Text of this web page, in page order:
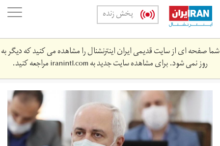
Skip
main
content
پخش زنده
شما صفحه ای از سایت قدیمی ایران اینترنشنال را مشاهده می کنید که دیگر به
روز نمی شود. برای مشاهده سایت جدید بهiranintl.comمراجعه کنید.
zarif-
3553-
3424.jpg